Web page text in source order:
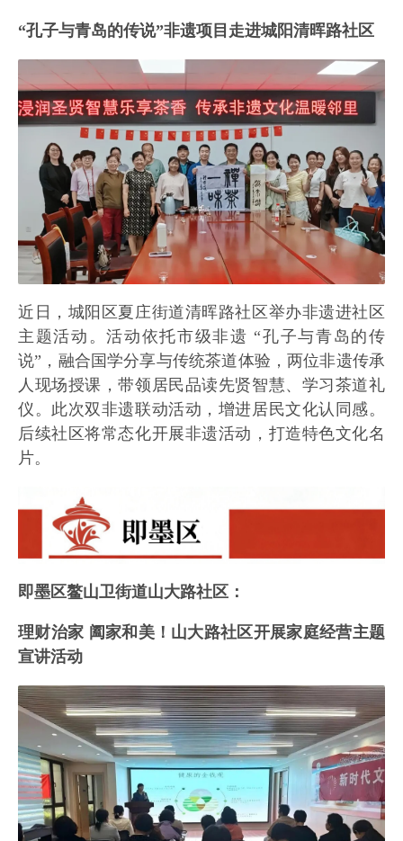
“孔子与青岛的传说”非遗项目走进城阳清晖路社区
近日，城阳区夏庄街道清晖路社区举办非遗进社区
主题活动。活动依托市级非遗 “孔子与青岛的传
说”，融合国学分享与传统茶道体验，两位非遗传承
人现场授课，带领居民品读先贤智慧、学习茶道礼
仪。此次双非遗联动活动，增进居民文化认同感。
后续社区将常态化开展非遗活动，打造特色文化名
片。
即墨区鳌山卫街道山大路社区：
理财治家 阖家和美！山大路社区开展家庭经营主题
宣讲活动